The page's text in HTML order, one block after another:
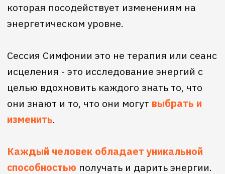
реальности
Сессии Симфонии основаны на
энергетической трансформационной
работе, созданной д-ром Дейном Хиром.